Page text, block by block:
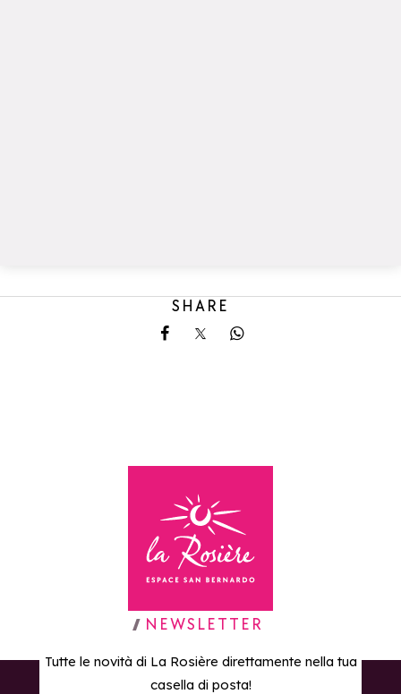
SHARE
Share on Facebook
Share on XShare on Whatsapp
Torna alla home page
NEWSLETTER
Tutte le novità di La Rosière direttamente nella tua
casella di posta!